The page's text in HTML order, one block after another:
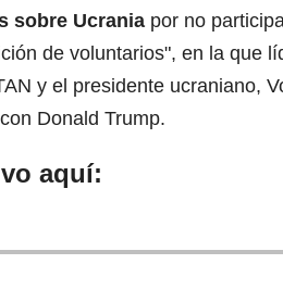
sobre Ucrania por no
de voluntarios", en la que
y el presidente ucraniano,
Donald Trump.
aquí: